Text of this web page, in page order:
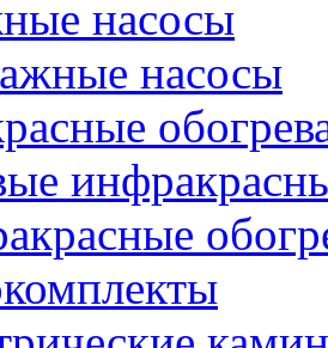
насосы
насосы